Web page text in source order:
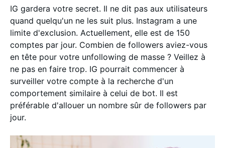
IG gardera votre secret. Il ne dit pas aux utilisateurs
quand quelqu'un ne les suit plus. Instagram a une
limite d'exclusion. Actuellement, elle est de 150
comptes par jour. Combien de followers aviez-vous
en tête pour votre unfollowing de masse ? Veillez à
ne pas en faire trop. IG pourrait commencer à
surveiller votre compte à la recherche d'un
comportement similaire à celui de bot. Il est
préférable d'allouer un nombre sûr de followers par
jour.